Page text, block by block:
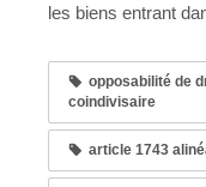
les biens entrant
opposabilité de
coindivisaire
article 1743